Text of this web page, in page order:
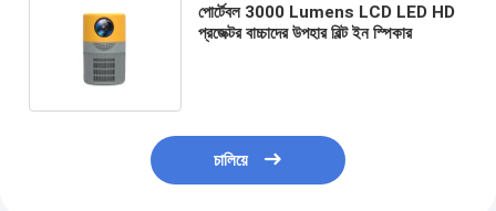
পোর্টেবল 3000 Lumens LCD LED HD
প্রজেক্টর বাচ্চাদের উপহার বিল্ট ইন স্পিকার
চালিয়ে